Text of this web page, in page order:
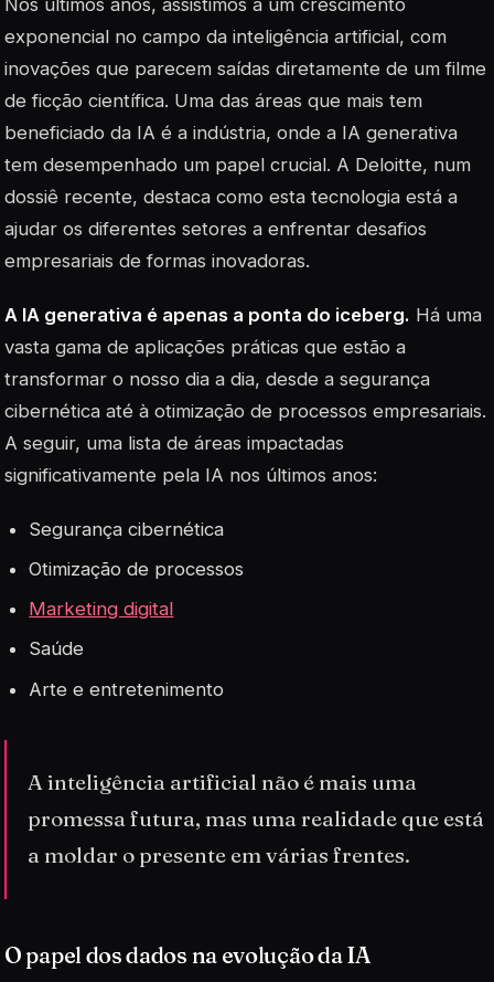
exponencial no campo da inteligência artificial, com
inovações que parecem saídas diretamente de um filme
de ficção científica. Uma das áreas que mais tem
beneficiado da IA é a indústria, onde a IA generativa
tem desempenhado um papel crucial. A Deloitte, num
dossiê recente, destaca como esta tecnologia está a
ajudar os diferentes setores a enfrentar desafios
empresariais de formas inovadoras.
A IA generativa é apenas a ponta do iceberg. Há uma
vasta gama de aplicações práticas que estão a
transformar o nosso dia a dia, desde a segurança
cibernética até à otimização de processos empresariais.
A seguir, uma lista de áreas impactadas
significativamente pela IA nos últimos anos:
Segurança cibernética
Otimização de processos
Marketing digital
Saúde
Arte e entretenimento
A inteligência artificial não é mais uma
promessa futura, mas uma realidade que está
a moldar o presente em várias frentes.
O papel dos dados na evolução da IA